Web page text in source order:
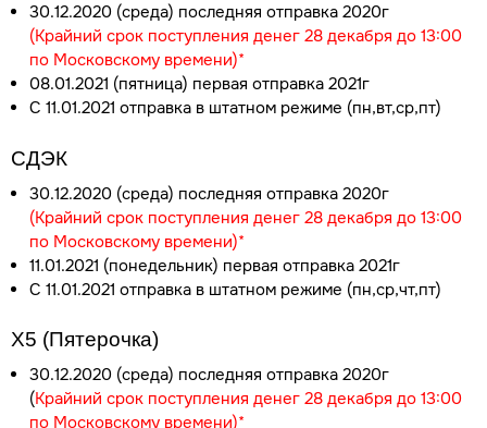
30.12.2020 (среда) последняя отправка 2020г
(Крайний срок поступления денег 28 декабря до 13:00
по Московскому времени)*
08.01.2021 (пятница) первая отправка 2021г
С 11.01.2021 отправка в штатном режиме (пн,вт,ср,пт)
СДЭК
30.12.2020 (среда) последняя отправка 2020г
(Крайний срок поступления денег 28 декабря до 13:00
по Московскому времени)*
11.01.2021 (понедельник) первая отправка 2021г
С 11.01.2021 отправка в штатном режиме (пн,ср,чт,пт)
Х5 (Пятерочка)
30.12.2020 (среда) последняя отправка 2020г
(Крайний срок поступления денег 28 декабря до 13:00
по Московскому времени)*